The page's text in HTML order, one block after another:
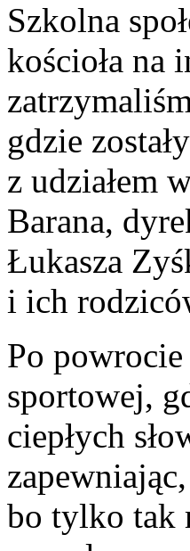
Szkolna
kościoła na
gdzie
z udziałem
Barana,
Łukasza
i ich
Po powrocie
sportowej,
ciepłych
bo tylko tak